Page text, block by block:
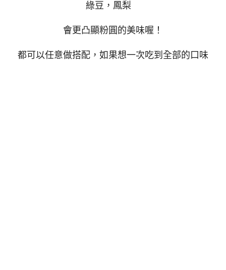
綠豆，鳳梨
會更凸顯粉圓的美味喔！
都可以任意做搭配，如果想一次吃到全部的口味